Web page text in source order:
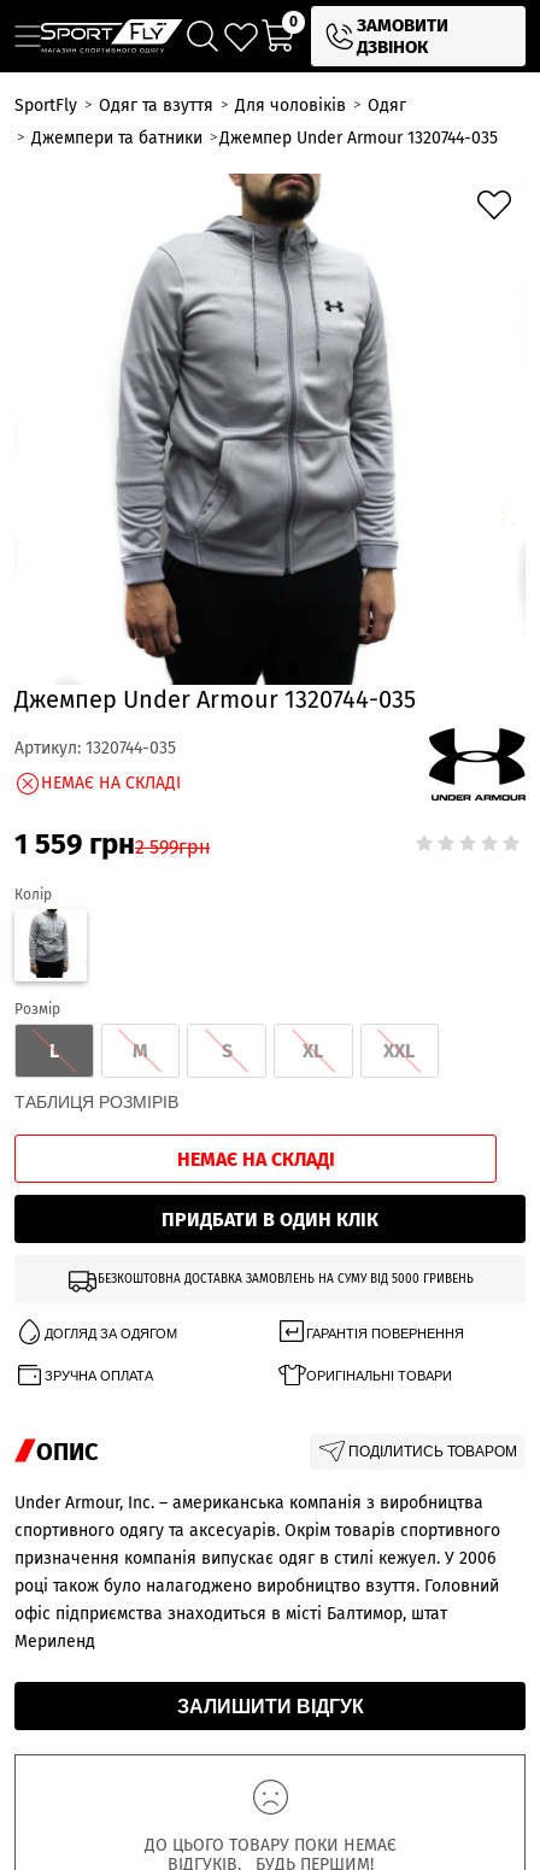
0
ЗАМОВИТИ
ДЗВІНОК
SportFly Одяг та взуття Для чоловіків
Одяг
Джемпери та батники
Джемпер Under Armour 1320744-035
Джемпер Under Armour 1320744-035
Артикул: 1320744-035
НЕМАЄ НА СКЛАДІ
1 559 грн2 599грн
Колір
Розмір
L M S XL XXL
ТАБЛИЦЯ РОЗМІРІВ
НЕМАЄ НА СКЛАДІ
ПРИДБАТИ В ОДИН КЛІК
БЕЗКОШТОВНА ДОСТАВКА ЗАМОВЛЕНЬ НА СУМУ ВІД 5000 ГРИВЕНЬ
ДОГЛЯД ЗА ОДЯГОМ ГАРАНТІЯ ПОВЕРНЕННЯ
ЗРУЧНА ОПЛАТА ОРИГІНАЛЬНІ ТОВАРИ
ОПИС ПОДІЛИТИСЬ ТОВАРОМ
Under Armour, Inc. – американська компанія з виробництва
спортивного одягу та аксесуарів. Окрім товарів спортивного
призначення компанія випускає одяг в стилі кежуeл. У 2006
році також було налагоджено виробництво взуття. Головний
офіс підприємства знаходиться в місті Балтимор, штат
Мериленд
ЗАЛИШИТИ ВІДГУК
ДО ЦЬОГО ТОВАРУ ПОКИ НЕМАЄ
ВІДГУКІВ. БУДЬ ПЕРШИМ!